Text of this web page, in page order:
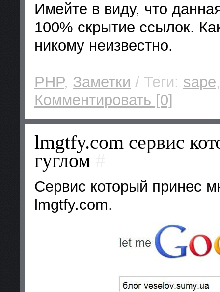
Имейте в виду, что
100% скрытие ссылок.
никому неизвестно.
PHP, Заметки / Теги: sape
Комментировать [0]
lmgtfy.com сервис
гуглом
Сервис который принес
lmgtfy.com.